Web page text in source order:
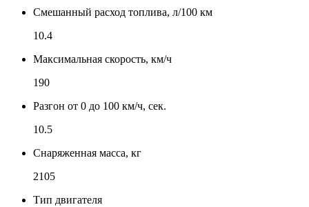
Смешанный расход топлива, л/100 км
10.4
Максимальная скорость, км/ч
190
Разгон от 0 до 100 км/ч, сек.
10.5
Снаряженная масса, кг
2105
Тип двигателя